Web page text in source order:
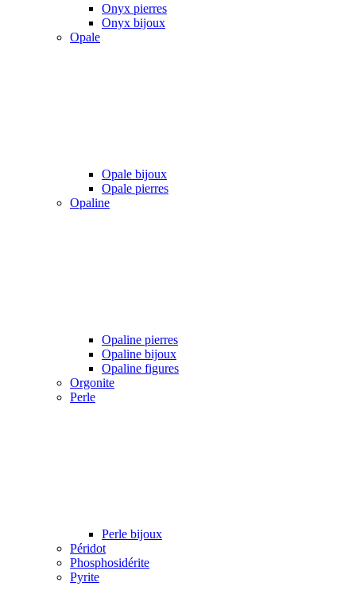
Onyx pierres
Onyx bijoux
Opale
Opale bijoux
Opale pierres
Opaline
Opaline pierres
Opaline bijoux
Opaline figures
Orgonite
Perle
Perle bijoux
Péridot
Phosphosidérite
Pyrite